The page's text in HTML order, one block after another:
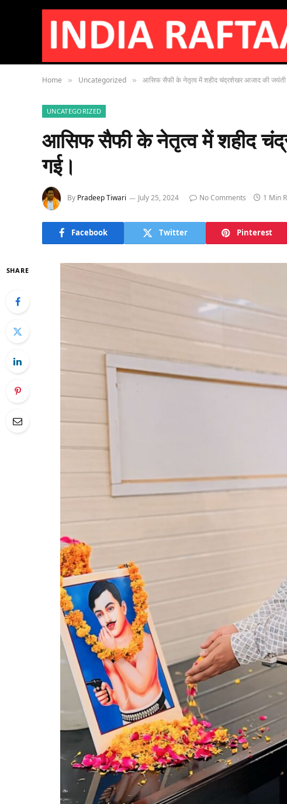
Home » Uncategorized » आसिफ सैफी के नेतृत्व में शहीद चंद्रशेखर आजाद की जयंती
UNCATEGORIZED
आसिफ सैफी के नेतृत्व में शहीद
गई।
By Pradeep Tiwari July 25, 2024 No Comments 1 Min
Facebook Twitter Pinterest
SHARE